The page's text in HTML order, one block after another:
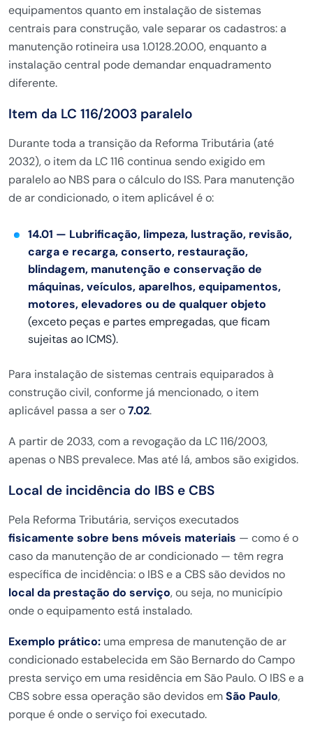
equipamentos quanto em instalação de sistemas
centrais para construção, vale separar os cadastros: a
manutenção rotineira usa 1.0128.20.00, enquanto a
instalação central pode demandar enquadramento
diferente.
Item da LC 116/2003 paralelo
Durante toda a transição da Reforma Tributária (até
2032), o item da LC 116 continua sendo exigido em
paralelo ao NBS para o cálculo do ISS. Para manutenção
de ar condicionado, o item aplicável é o:
14.01 — Lubrificação, limpeza, lustração, revisão,
carga e recarga, conserto, restauração,
blindagem, manutenção e conservação de
máquinas, veículos, aparelhos, equipamentos,
motores, elevadores ou de qualquer objeto
(exceto peças e partes empregadas, que ficam
sujeitas ao ICMS).
Para instalação de sistemas centrais equiparados à
construção civil, conforme já mencionado, o item
aplicável passa a ser o7.02.
A partir de 2033, com a revogação da LC 116/2003,
apenas o NBS prevalece. Mas até lá, ambos são exigidos.
Local de incidência do IBS e CBS
Pela Reforma Tributária, serviços executados
fisicamente sobre bens móveis materiais — como é o
caso da manutenção de ar condicionado — têm regra
específica de incidência: o IBS e a CBS são devidos no
local da prestação do serviço, ou seja, no município
onde o equipamento está instalado.
Exemplo prático: uma empresa de manutenção de ar
condicionado estabelecida em São Bernardo do Campo
presta serviço em uma residência em São Paulo. O IBS e a
CBS sobre essa operação são devidos emSão Paulo,
porque é onde o serviço foi executado.